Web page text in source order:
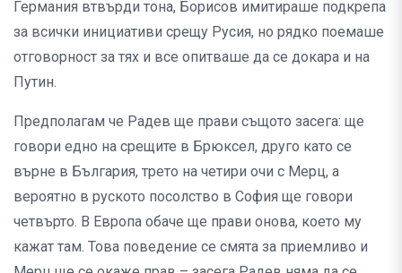
Германия втвърди тона, Борисов имитираше подкрепа
за всички инициативи срещу Русия, но рядко поемаше
отговорност за тях и все опитваше да се докара и на
Путин.
Предполагам че Радев ще прави същото засега: ще
говори едно на срещите в Брюксел, друго като се
върне в България, трето на четири очи с Мерц, а
вероятно в руското посолство в София ще говори
четвърто. В Европа обаче ще прави онова, което му
кажат там. Това поведение се смята за приемливо и